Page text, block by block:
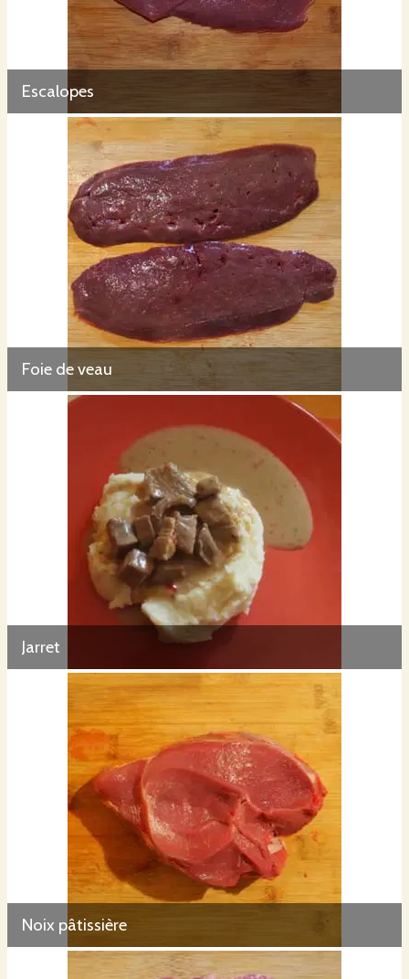
Escalopes
Foie de veau
Jarret
Noix pâtissière